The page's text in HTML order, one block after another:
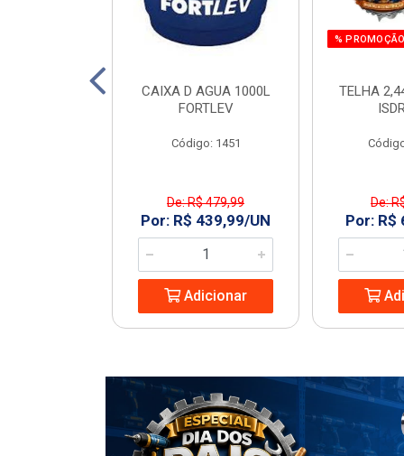
CAIXA D AGUA 1000L
FORTLEV
Código: 1451
De: R$ 479,99
Por: R$ 439,99/UN
Adicionar
%
TELHA
De:
Por: R$